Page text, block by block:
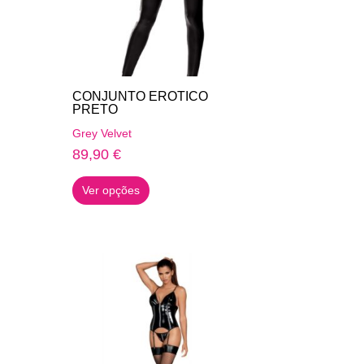
on
the
product
CONJUNTO EROTICO
PRETO
Grey Velvet
89,90€
Ver opções
product
variants.
The
options
may
be